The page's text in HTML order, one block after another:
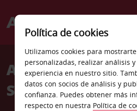
Welcome
AvisAlquiler de
Steinkjer
Política de cookies
Utilizamos cookies para
personalizadas, realizar análisis
experiencia en nuestro sitio.
datos con socios de análisis y
confianza. Puedes obtener más
respecto en nuestra Política de